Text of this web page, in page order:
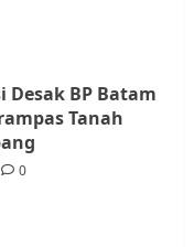
Desak BP Batam
Tanah
0
Ajukan
0